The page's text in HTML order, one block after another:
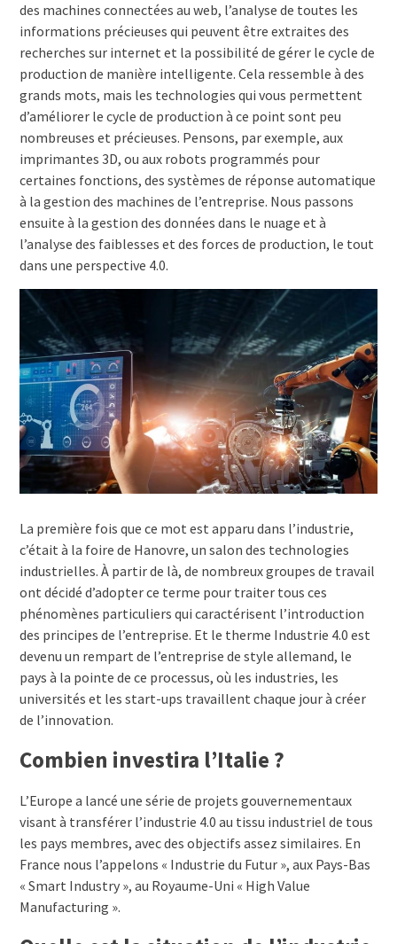
des machines connectées au web, l’analyse de toutes les
informations précieuses qui peuvent être extraites des
recherches sur internet et la possibilité de gérer le cycle de
production de manière intelligente. Cela ressemble à des
grands mots, mais les technologies qui vous permettent
d’améliorer le cycle de production à ce point sont peu
nombreuses et précieuses. Pensons, par exemple, aux
imprimantes 3D, ou aux robots programmés pour
certaines fonctions, des systèmes de réponse automatique
à la gestion des machines de l’entreprise. Nous passons
ensuite à la gestion des données dans le nuage et à
l’analyse des faiblesses et des forces de production, le tout
dans une perspective 4.0.
La première fois que ce mot est apparu dans l’industrie,
c’était à la foire de Hanovre, un salon des technologies
industrielles. À partir de là, de nombreux groupes de travail
ont décidé d’adopter ce terme pour traiter tous ces
phénomènes particuliers qui caractérisent l’introduction
des principes de l’entreprise. Et le therme Industrie 4.0 est
devenu un rempart de l’entreprise de style allemand, le
pays à la pointe de ce processus, où les industries, les
universités et les start-ups travaillent chaque jour à créer
de l’innovation.
Combien investira l’Italie ?
L’Europe a lancé une série de projets gouvernementaux
visant à transférer l’industrie 4.0 au tissu industriel de tous
les pays membres, avec des objectifs assez similaires. En
France nous l’appelons « Industrie du Futur », aux Pays-Bas
« Smart Industry », au Royaume-Uni « High Value
Manufacturing ».